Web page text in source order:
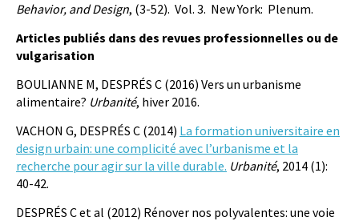
Behavior, and Design, (3-52). Vol. 3. New York: Plenum.
Articles publiés dans des revues professionnelles ou de
vulgarisation
BOULIANNE M, DESPRÉS C (2016) Vers un urbanisme
alimentaire? Urbanité, hiver 2016.
VACHON G, DESPRÉS C (2014) La formation universitaire en
design urbain: une complicité avec l’urbanisme et la
recherche pour agir sur la ville durable. Urbanité, 2014 (1):
40-42.
DESPRÉS C et al (2012) Rénover nos polyvalentes: une voie